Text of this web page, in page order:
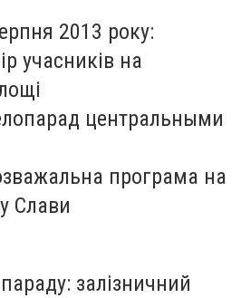
2013 року:
учасників на
центральными
програма на
Слави
залізничний